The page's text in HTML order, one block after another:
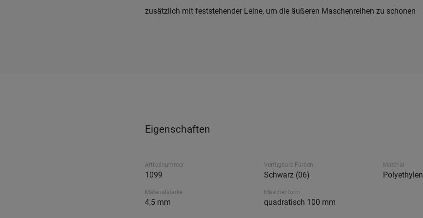
zusätzlich mit feststehender Leine, um die äußeren Maschenreihen zu schonen
Eigenschaften
Artikelnummer
1099
Verfügbare Farben
Schwarz (06)
Material
Polyethylen
Materialstärke
4,5 mm
Maschenform
quadratisch 100 mm